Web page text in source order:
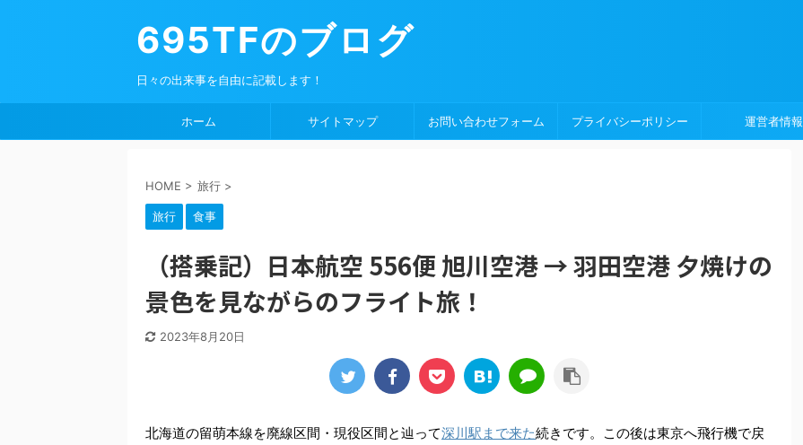
695TFのブログ
日々の出来事を自由に記載します！
ホーム サイトマップ お問い合わせフォーム プライバシーポリシー 運営者情報
HOME > 旅行 >
旅行 食事
（搭乗記）日本航空 556便 旭川空港 → 羽田空港 夕焼けの
景色を見ながらのフライト旅！
2023年8月20日
北海道の留萌本線を廃線区間・現役区間と辿って深川駅まで来た続きです。この後は東京へ飛行機で戻